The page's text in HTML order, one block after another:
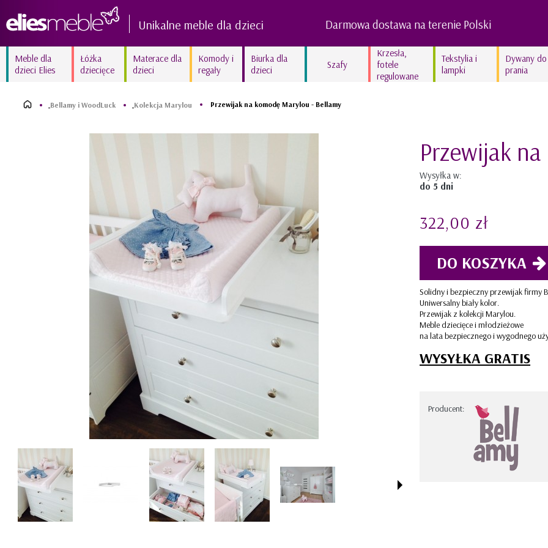
Unikalne meble dla dzieci Darmowa dostawa na terenie Polski
Meble dla
dzieci Elies
delikatność
frezowane
błyszczący róż
Łóżka
dziecięce
Materace dla
dzieci
Komody i
regały
Biurka dla
dzieci
Szafy
Krzesła,
fotele
regulowane
Tekstylia i
lampki
Kolekcja Swan’derful
Kolekcja Hippo
Kolekcja Leopardus
Kolekcja lniana STONE
GRAY
Kolekcja lniana TRUE
STRIPES
Dywany do
prania
Bellamy i WoodLuck Kolekcja Marylou Przewijak na komodę Marylou - Bellamy
Przewijak
Wysyłka w:
do 5 dni
322,00 zł
DO KOSZYKA
Solidny i bezpieczny przewijak firmy
Uniwersalny biały kolor.
Przewijak z kolekcji Marylou.
Meble dziecięce i młodzieżowe
na lata bezpiecznego i wygodnego
WYSYŁKA GRATIS
Producent: